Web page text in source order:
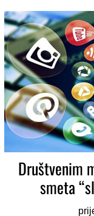
Društvenim
smeta